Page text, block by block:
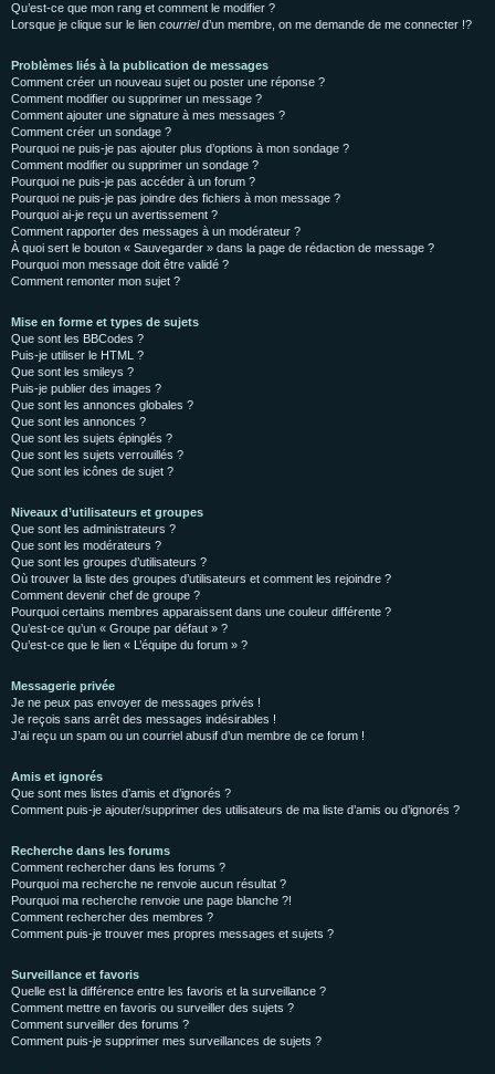
Qu’est-ce que mon rang et comment le modifier ?
Lorsque je clique sur le lien courrield’un membre, on me demande de me connecter !?
Problèmes liés à la publication de messages
Comment créer un nouveau sujet ou poster une réponse ?
Comment modifier ou supprimer un message ?
Comment ajouter une signature à mes messages ?
Comment créer un sondage ?
Pourquoi ne puis-je pas ajouter plus d’options à mon sondage ?
Comment modifier ou supprimer un sondage ?
Pourquoi ne puis-je pas accéder à un forum ?
Pourquoi ne puis-je pas joindre des fichiers à mon message ?
Pourquoi ai-je reçu un avertissement ?
Comment rapporter des messages à un modérateur ?
À quoi sert le bouton « Sauvegarder » dans la page de rédaction de message ?
Pourquoi mon message doit être validé ?
Comment remonter mon sujet ?
Mise en forme et types de sujets
Que sont les BBCodes ?
Puis-je utiliser le HTML ?
Que sont les smileys ?
Puis-je publier des images ?
Que sont les annonces globales ?
Que sont les annonces ?
Que sont les sujets épinglés ?
Que sont les sujets verrouillés ?
Que sont les icônes de sujet ?
Niveaux d’utilisateurs et groupes
Que sont les administrateurs ?
Que sont les modérateurs ?
Que sont les groupes d’utilisateurs ?
Où trouver la liste des groupes d’utilisateurs et comment les rejoindre ?
Comment devenir chef de groupe ?
Pourquoi certains membres apparaissent dans une couleur différente ?
Qu’est-ce qu’un « Groupe par défaut » ?
Qu’est-ce que le lien « L’équipe du forum » ?
Messagerie privée
Je ne peux pas envoyer de messages privés !
Je reçois sans arrêt des messages indésirables !
J’ai reçu un spam ou un courriel abusif d’un membre de ce forum !
Amis et ignorés
Que sont mes listes d’amis et d’ignorés ?
Comment puis-je ajouter/supprimer des utilisateurs de ma liste d’amis ou d’ignorés ?
Recherche dans les forums
Comment rechercher dans les forums ?
Pourquoi ma recherche ne renvoie aucun résultat ?
Pourquoi ma recherche renvoie une page blanche ?!
Comment rechercher des membres ?
Comment puis-je trouver mes propres messages et sujets ?
Surveillance et favoris
Quelle est la différence entre les favoris et la surveillance ?
Comment mettre en favoris ou surveiller des sujets ?
Comment surveiller des forums ?
Comment puis-je supprimer mes surveillances de sujets ?